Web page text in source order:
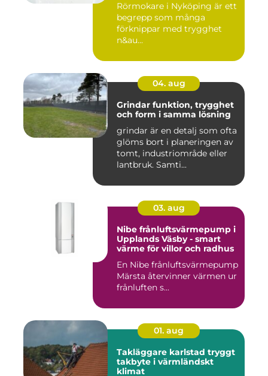
Rörmokare i Nyköping är ett
begrepp som många
förknippar med trygghet
n&au...
04. aug
Grindar funktion, trygghet
och form i samma lösning
grindar är en detalj som ofta
glöms bort i planeringen av
tomt, industriområde eller
lantbruk. Samti...
03. aug
Nibe frånluftsvärmepump i
Upplands Väsby - smart
värme för villor och radhus
En Nibe frånluftsvärmepump
Märsta återvinner värmen ur
frånluften s...
01. aug
Takläggare karlstad tryggt
takbyte i värmländskt
klimat